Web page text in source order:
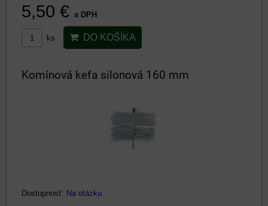
5,50 € s DPH
ks DO KOŠÍKA
Komínová kefa silonová 160 mm
Dostupnosť: Na otázku